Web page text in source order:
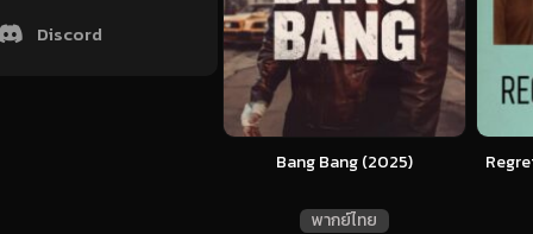
Discord
Bang Bang (2025)
พากย์ไทย